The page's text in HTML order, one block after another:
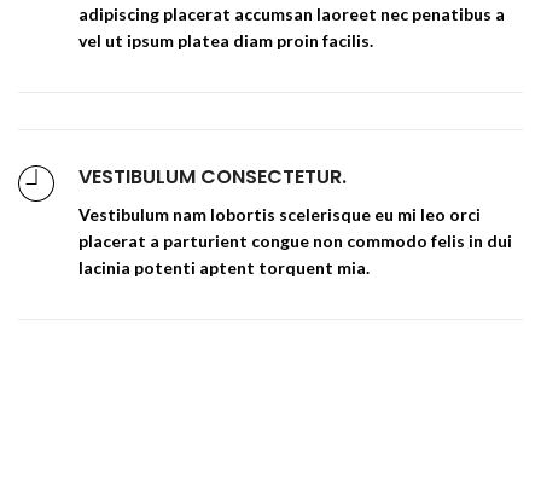
adipiscing placerat accumsan laoreet nec penatibus a
vel ut ipsum platea diam proin facilis.
VESTIBULUM CONSECTETUR.
Vestibulum nam lobortis scelerisque eu mi leo orci
placerat a parturient congue non commodo felis in dui
lacinia potenti aptent torquent mia.